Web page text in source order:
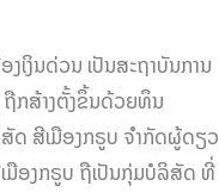
ເງິນດ່ວນ ເປັນສະຖາບັນການ
ຖືກສ້າງຕັ້ງຂຶ້ນດ້ວຍທຶນ
ດ ສີເມືອງກຣູບ ຈຳກັດຜູ້ດຽວ
ອງກຣູບ ຖືເປັນກຸ່ມບໍລິສັດ ທີ່